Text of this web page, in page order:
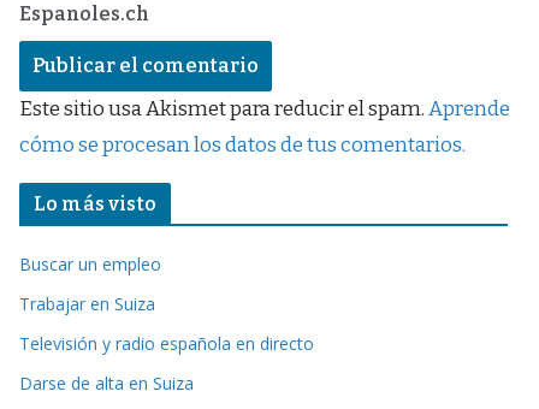
Espanoles.ch
Este sitio usa Akismet para reducir el spam.Aprende
cómo se procesan los datos de tus comentarios.
Lo más visto
Buscar un empleo
Trabajar en Suiza
Televisión y radio española en directo
Darse de alta en Suiza